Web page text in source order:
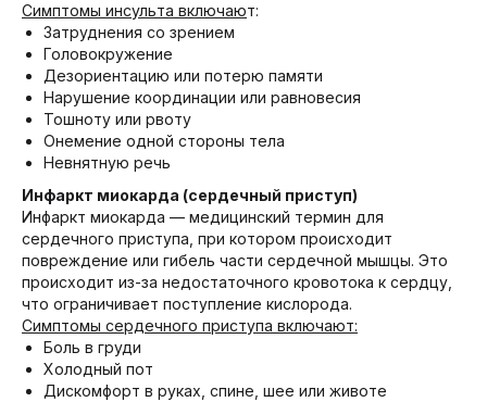
Симптомы инсульта включают:
Затруднения со зрением
Головокружение
Дезориентацию или потерю памяти
Нарушение координации или равновесия
Тошноту или рвоту
Онемение одной стороны тела
Невнятную речь
Инфаркт миокарда (сердечный приступ)
Инфаркт миокарда — медицинский термин для
сердечного приступа, при котором происходит
повреждение или гибель части сердечной мышцы. Это
происходит из-за недостаточного кровотока к сердцу,
что ограничивает поступление кислорода.
Симптомы сердечного приступа включают:
Боль в груди
Холодный пот
Дискомфорт в руках, спине, шее или животе